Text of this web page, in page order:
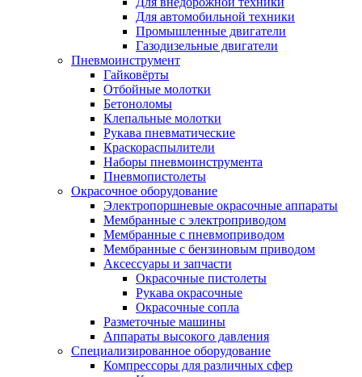
Для автомобильной техники
Промышленные двигатели
Газодизельные двигатели
Пневмоинструмент
Гайковёрты
Отбойные молотки
Бетоноломы
Клепальные молотки
Рукава пневматические
Краскораспылители
Наборы пневмоинструмента
Пневмопистолеты
Окрасочное оборудование
Электропоршневые окрасочные аппараты
Мембранные с электроприводом
Мембранные с пневмоприводом
Мембранные с бензиновым приводом
Аксессуары и запчасти
Окрасочные пистолеты
Рукава окрасочные
Окрасочные сопла
Разметочные машины
Аппараты высокого давления
Специализированное оборудование
Компрессоры для различных сфер